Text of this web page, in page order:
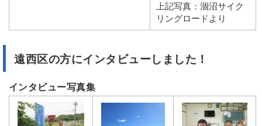
上記写真：涸沼サイク
リングロードより
遠西区の方にインタビューしました！
インタビュー写真集